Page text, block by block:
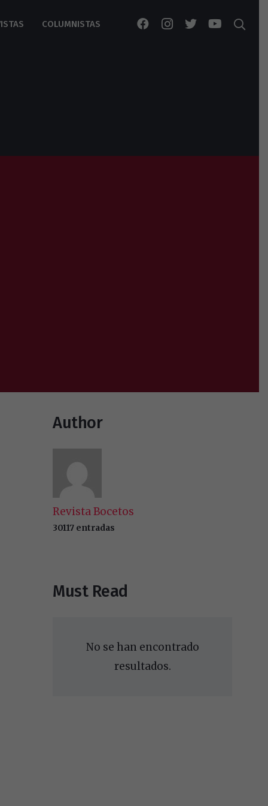
COLUMNISTAS
Author
Revista Bocetos
30117 entradas
Must Read
No se han encontrado
resultados.